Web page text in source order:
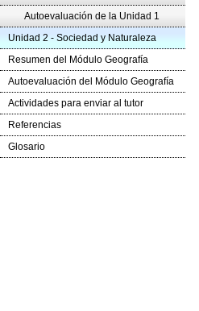
Autoevaluación de la Unidad 1
Unidad 2 - Sociedad y Naturaleza
Resumen del Módulo Geografía
Autoevaluación del Módulo Geografía
Actividades para enviar al tutor
Referencias
Glosario